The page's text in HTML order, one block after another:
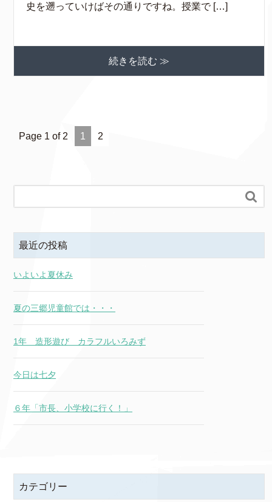
史を遡っていけばその通りですね。授業で […]
続きを読む ≫
Page 1 of 2 1 2

最近の投稿
いよいよ夏休み
夏の三郷児童館では・・・
1年 造形遊び カラフルいろみず
今日は七夕
６年「市長、小学校に行く！」
カテゴリー